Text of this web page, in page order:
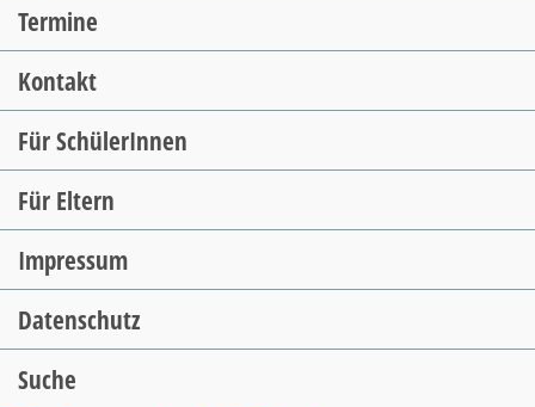
Termine
Kontakt
Für SchülerInnen
Für Eltern
Impressum
Datenschutz
Suche